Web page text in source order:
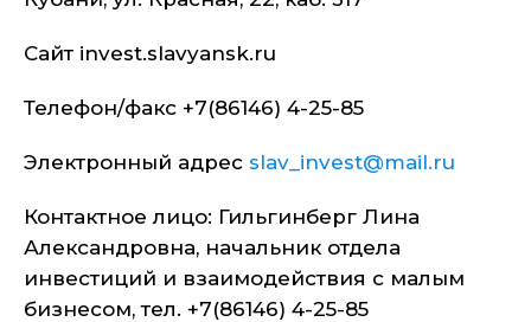
Сайт invest.slavyansk.ru
Телефон/факс +7(86146) 4-25-85
Электронный адрес slav_invest@mail.ru
Контактное лицо: Гильгинберг Лина
Александровна, начальник отдела
инвестиций и взаимодействия с малым
бизнесом, тел. +7(86146) 4-25-85